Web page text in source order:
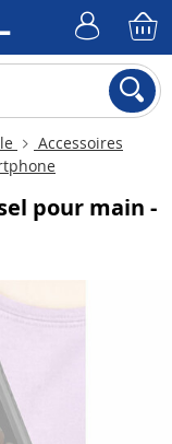
Accessoires
pour main -